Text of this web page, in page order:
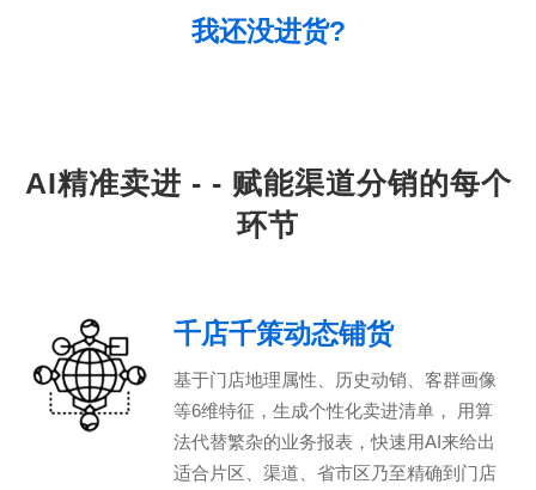
我还没进货?
AI精准卖进 - - 赋能渠道分销的每个
环节
千店千策动态铺货
基于门店地理属性、历史动销、客群画像
等6维特征，生成个性化卖进清单， 用算
法代替繁杂的业务报表，快速用AI来给出
适合片区、渠道、省市区乃至精确到门店